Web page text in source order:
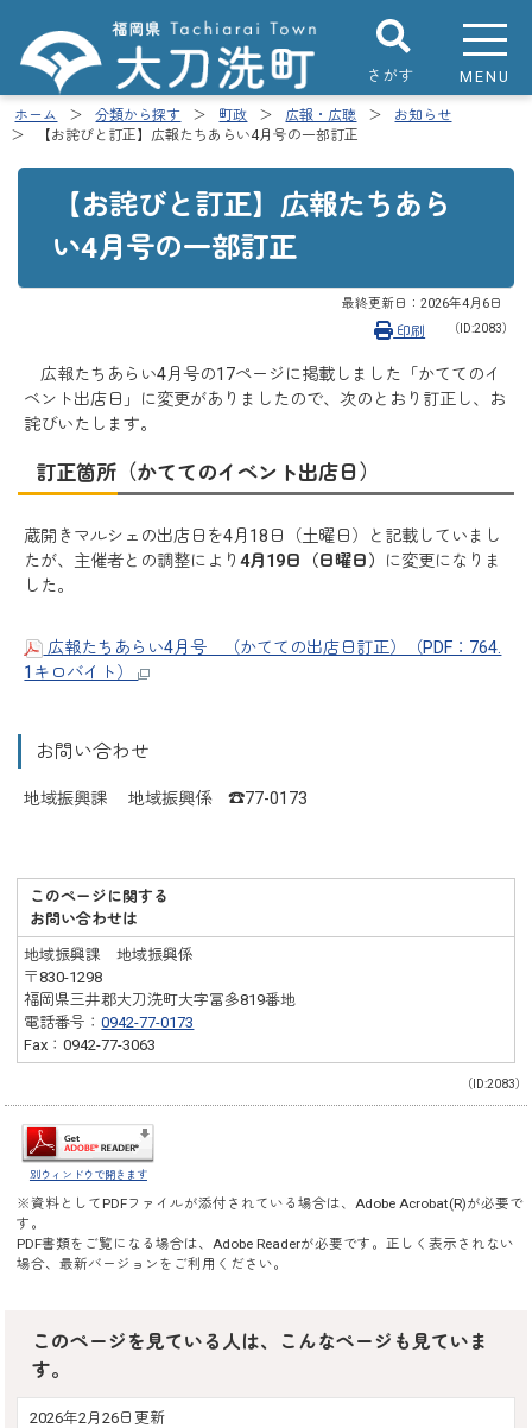
さがす MENU
ホーム 分類から探す 町政 広報・広聴
お知らせ
【お詫びと訂正】広報たちあらい4月号の一部訂正
【お詫びと訂正】広報たちあら
い4月号の一部訂正
最終更新日： 2026年4月6日
（ID:2083）
印刷
広報たちあらい4月号の17ページに掲載しました「かててのイ
ベント出店日」に変更がありましたので、次のとおり訂正し、お
詫びいたします。
訂正箇所（かててのイベント出店日）
蔵開きマルシェの出店日を4月18日（土曜日）と記載していまし
たが、主催者との調整により4月19日（日曜日） に変更になりま
した。
広報たちあらい4月号 （かてての出店日訂正）（PDF：764.
1キロバイト）
お問い合わせ
地域振興課 地域振興係 ☎77-0173
このページに関する
お問い合わせは
地域振興課 地域振興係
〒830-1298
福岡県三井郡大刀洗町大字冨多819番地
電話番号：0942-77-0173
Fax：0942-77-3063
（ID:2083）
別ウィンドウで開きます
※資料としてPDFファイルが添付されている場合は、Adobe Acrobat(R)が必要で
す。
PDF書類をご覧になる場合は、Adobe Readerが必要です。正しく表示されない
場合、最新バージョンをご利用ください。
このページを見ている人は、こんなページも見ていま
す。
2026年2月26日更新